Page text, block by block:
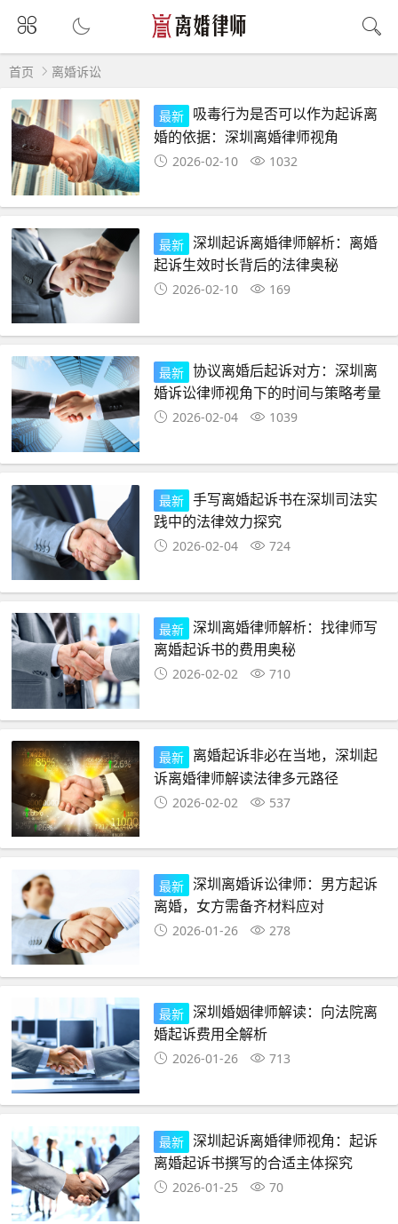
首页 离婚诉讼
最新 吸毒行为是否可以作为起诉离
婚的依据：深圳离婚律师视角
2026-02-10 1032
最新 深圳起诉离婚律师解析：离婚
起诉生效时长背后的法律奥秘
2026-02-10 169
最新 协议离婚后起诉对方：深圳离
婚诉讼律师视角下的时间与策略考量
2026-02-04 1039
最新 手写离婚起诉书在深圳司法实
践中的法律效力探究
2026-02-04 724
最新 深圳离婚律师解析：找律师写
离婚起诉书的费用奥秘
2026-02-02 710
最新 离婚起诉非必在当地，深圳起
诉离婚律师解读法律多元路径
2026-02-02 537
最新 深圳离婚诉讼律师：男方起诉
离婚，女方需备齐材料应对
2026-01-26 278
最新 深圳婚姻律师解读：向法院离
婚起诉费用全解析
2026-01-26 713
最新 深圳起诉离婚律师视角：起诉
离婚起诉书撰写的合适主体探究
2026-01-25 70